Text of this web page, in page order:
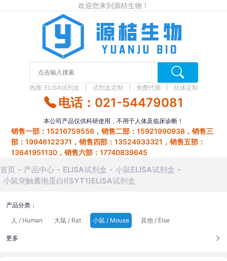
欢迎您来到源桔生物！
热搜: ELISA试剂盒 试剂盒定制 免费代测 抗体定制
电话：021-54479081
本公司产品仅供科研使用，不用于人体及临床诊断！
销售一部：15216759556，销售二部：15921990938，销售三
部：19946122371，销售四部：13524933321，销售五部：
13641951130，销售六部：17740839645
首页 产品中心 ELISA试剂盒
小鼠ELISA试剂盒
小鼠突触囊泡蛋白Ⅰ(SYT1)ELISA试剂盒
产品分类：
人 / Human
大鼠 / Rat 小鼠 / Mouse 其他 / Else
更多